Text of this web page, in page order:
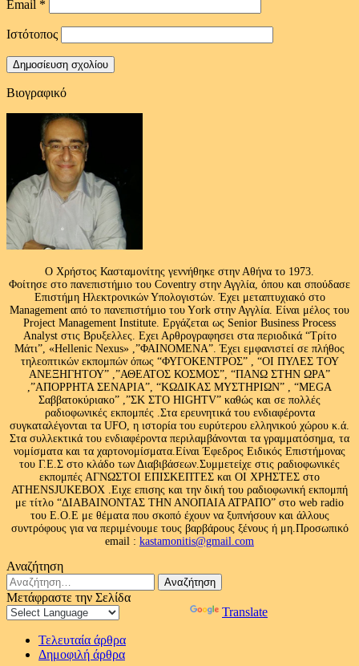
Email *
Ιστότοπος
Βιογραφικό
Ο Χρήστος Κασταμονίτης γεννήθηκε στην Αθήνα το 1973.
Φοίτησε στο πανεπιστήμιο του Coventry στην Αγγλία, όπου και σπούδασε
Επιστήμη Ηλεκτρονικών Υπολογιστών. Έχει μεταπτυχιακό στο
Management από το πανεπιστήμιο του Υork στην Αγγλία. Είναι μέλος του
Project Management Institute. Εργάζεται ως Senior Business Process
Analyst στις Βρυξελλες. Εχει Αρθρογραφησει στα περιοδικά “Τρίτο
Μάτι”, «Hellenic Nexus» ,”ΦΑΙΝΟΜΕΝΑ”. Έχει εμφανιστεί σε πλήθος
τηλεοπτικών εκπομπών όπως “ΦΥΓΟΚΕΝΤΡΟΣ” , “ΟΙ ΠΥΛΕΣ ΤΟΥ
ΑΝΕΞΗΓΗΤΟΥ” ,”ΑΘΕΑΤΟΣ ΚΟΣΜΟΣ”, “ΠΑΝΩ ΣΤΗΝ ΩΡΑ”
,”ΑΠΟΡΡΗΤΑ ΣΕΝΑΡΙΑ”, “ΚΩΔΙΚΑΣ ΜΥΣΤΗΡΙΩΝ” , “MEGA
Σαββατοκύριακο” ,”ΣΚ ΣΤΟ HIGHTV” καθώς και σε πολλές
ραδιοφωνικές εκπομπές .Στα ερευνητικά του ενδιαφέροντα
συγκαταλέγονται τα UFO, η ιστορία του ευρύτερου ελληνικού χώρου κ.ά.
Στα συλλεκτικά του ενδιαφέροντα περιλαμβάνονται τα γραμματόσημα, τα
νομίσματα και τα χαρτονομίσματα.Είναι Έφεδρος Ειδικός Επιστήμονας
του Γ.Ε.Σ στο κλάδο των Διαβιβάσεων.Συμμετείχε στις ραδιοφωνικές
εκπομπές ΑΓΝΩΣΤΟΙ ΕΠΙΣΚΕΠΤΕΣ και ΟΙ ΧΡΗΣΤΕΣ στο
ATHENSJUKEBOX .Ειχε επισης και την δική του ραδιοφωνική εκπομπή
με τίτλο “ΔΙΑΒΑΙΝΟΝΤΑΣ ΤΗΝ ΑΝΟΠΑΙΑ ΑΤΡΑΠΟ” στο web radio
του Ε.Ο.Ε με θέματα που σκοπό έχουν να ξυπνήσουν και άλλους
συντρόφους για να περιμένουμε τους βαρβάρους ξένους ή μη.Προσωπικό
email : kastamonitis@gmail.com
Αναζήτηση
Αναζήτηση
για:
Μετάφραστε την Σελίδα
Translate
Τελευταία άρθρα
Δημοφιλή άρθρα